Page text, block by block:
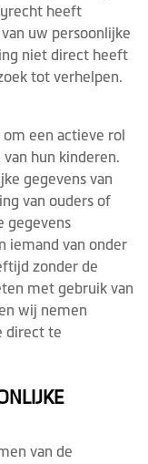
heeft
uw persoonlijke
niet direct heeft
tot verhelpen.
een actieve rol
hun kinderen.
gegevens van
van ouders of
gegevens
iemand van onder
zonder de
met gebruik van
wij nemen
direct te
van de